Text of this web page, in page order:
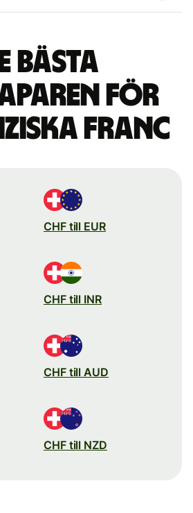
bästa
för
franc
CHF till EUR
CHF till INR
CHF till AUD
CHF till NZD